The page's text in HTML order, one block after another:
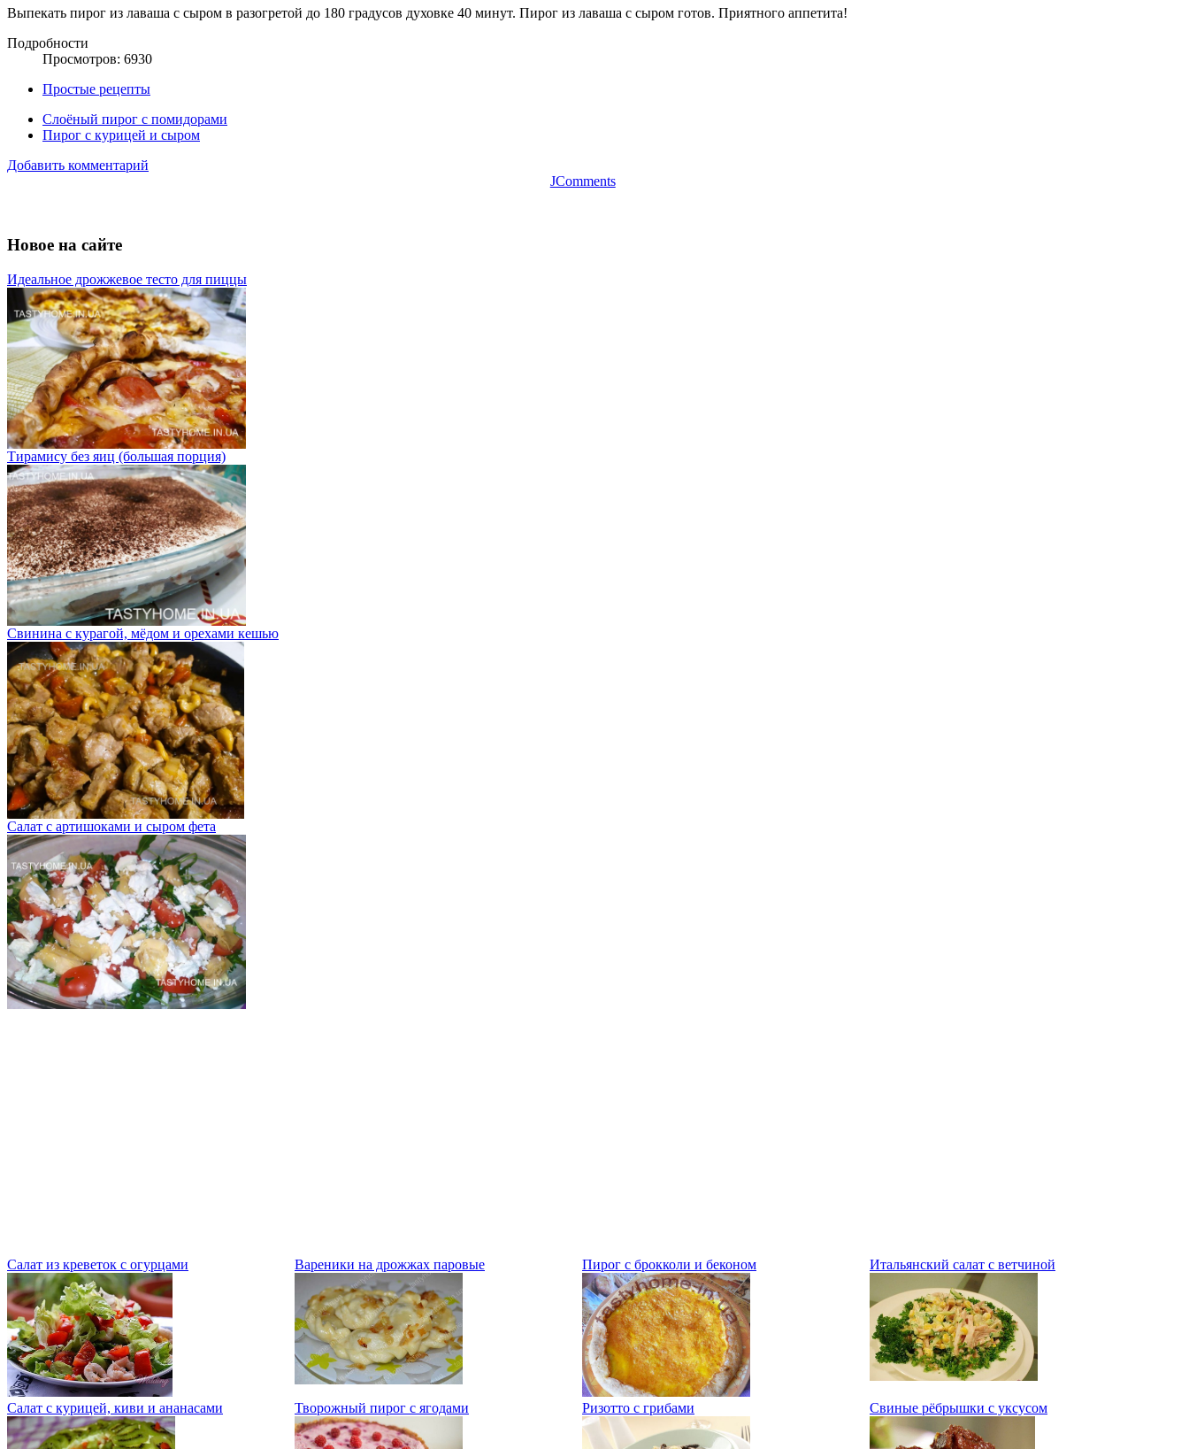
Выпекать пирог из лаваша с сыром в разогретой до 180 градусов духовке 40 минут. Пирог из лаваша с сыром готов. Приятного аппетита!
Подробности
Просмотров: 6930
Простые рецепты
Слоёный пирог с помидорами
Пирог с курицей и сыром
Добавить комментарий
JComments
Новое на сайте
Идеальное дрожжевое тесто для пиццы
Тирамису без яиц (большая порция)
Свинина с курагой, мёдом и орехами кешью
Салат с артишоками и сыром фета
Салат из креветок с огурцами Вареники на дрожжах паровые Пирог с брокколи и беконом Итальянский салат с ветчиной
Салат с курицей, киви и ананасами Творожный пирог с ягодами Ризотто с грибами Свиные рёбрышки с уксусом